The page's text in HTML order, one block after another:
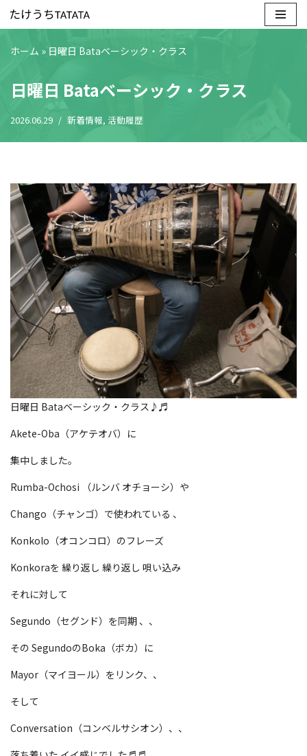
ン
ン
へ
ス
プ
ホーム » 日曜日 Bataベーシック・クラス
日曜日 Bataベーシック・クラス
2026.06.29 新着情報, 活動履歴
日曜日 Bataベーシック・クラス♪♬
Akete-Oba（アケテオバ）に
集中しました。
Rumba-Ochosi （ルンバ オチョーシ）や
Chango（チャンゴ）で使われている 、
Konkolo（オコンコロ）のフレーズ
Konkoraを 繰り返し 繰り返し 唄い込み
それに対して
Segundo（セグンド）を同期 、、
その SegundoのBoka（ボカ）に
Mayor（マイヨール）をリンク、、
そして
Conversation（コンベルサシオン）、、